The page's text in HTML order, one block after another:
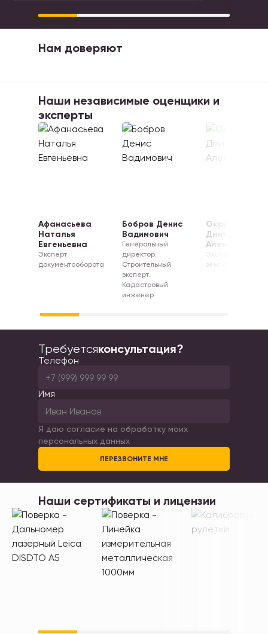
Нам доверяют
Наши независимые оценщики и
эксперты
Афанасьева
Наталья
Евгеньевна
Эксперт
документооборота
Бобров Денис
Вадимович
Генеральный
директор.
Строительный
эксперт.
Кадастровый
инженер
Окружко
Дмитрий
Алексеевич
Эксперт-
землеустроитель
Требуетсяконсультация?
Телефон
Имя
Я даю согласие на обработку моих
персональных данных
ПЕРЕЗВОНИТЕ МНЕ
Наши сертификаты и лицензии